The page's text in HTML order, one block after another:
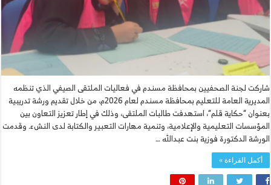
شاركت لجنة الصحفيين بمحافظة مسندم في فعاليات الملتقى الصيفي الذي تنظمه
المديرية العامة للتعليم بمحافظة مسندم لعام 2026م، من خلال تقديم ورشة تدريبية
بعنوان “حكاية قلم“، استهدفت طالبات الملتقى، وذلك في إطار تعزيز التعاون بين
المؤسسات التعليمية والإعلامية، وتنمية مهارات التعبير والكتابة لدى النشء. وقدمت
الورشة الدكتورة فوزية بنت عبدالله …
أكمل القراءة »